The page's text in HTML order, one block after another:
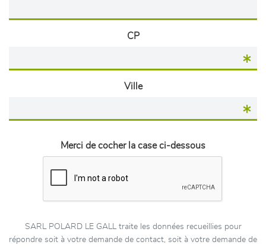
CP
Ville
Merci de cocher la case ci-dessous
SARL POLARD LE GALL traite les données recueillies pour
répondre soit à votre demande de contact, soit à votre demande de